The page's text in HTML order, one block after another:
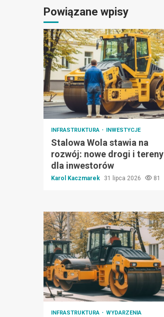
Powiązane wpisy
INFRASTRUKTURA INWESTYCJE
Stalowa Wola stawia na
rozwój: nowe drogi i tereny
dla inwestorów
Karol Kaczmarek 31 lipca 2026 81
INFRASTRUKTURA WYDARZENIA